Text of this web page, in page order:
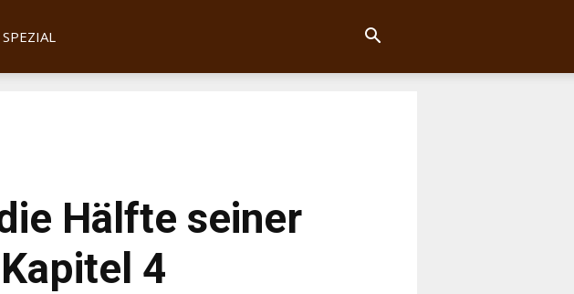
SPEZIAL
Hälfte seiner
4